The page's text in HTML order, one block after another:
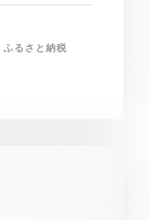
ふるさと納税